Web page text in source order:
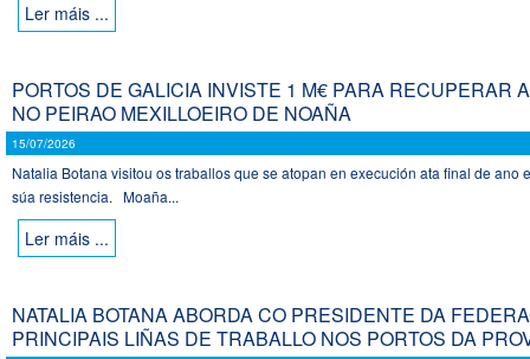
Ler máis ...
PORTOS DE GALICIA INVISTE 1 M€ PARA RECUPERAR
NO PEIRAO MEXILLOEIRO DE NOAÑA
15/07/2026
Natalia Botana visitou os traballos que se atopan en execución ata final de
súa resistencia. Moaña...
Ler máis ...
NATALIA BOTANA ABORDA CO PRESIDENTE DA
PRINCIPAIS LIÑAS DE TRABALLO NOS PORTOS DA